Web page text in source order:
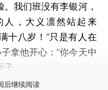
我们班没有李银河，
人，大义凛然站起来
十八岁！”只是有人在
拿他开心：“你今天中
。
后继续阅读